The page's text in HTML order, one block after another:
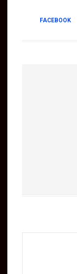
FACEBOOK